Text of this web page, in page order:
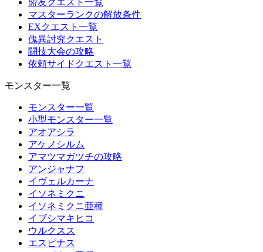
盟友クエスト一覧
マスターランクの解放条件
EXクエスト一覧
傀異討究クエスト
闘技大会の攻略
依頼サイドクエスト一覧
モンスター一覧
モンスター一覧
小型モンスター一覧
アオアシラ
アケノシルム
アマツマガツチの攻略
アンジャナフ
イヴェルカーナ
イソネミクニ
イソネミクニ亜種
イブシマキヒコ
ウルクスス
エスピナス